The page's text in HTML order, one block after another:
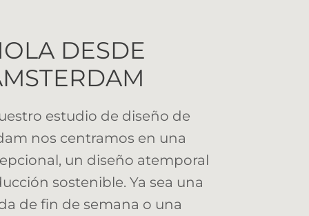
DESDE
estudio de diseño de
nos centramos en una
un diseño atemporal
sostenible. Ya sea una
de fin de semana o una